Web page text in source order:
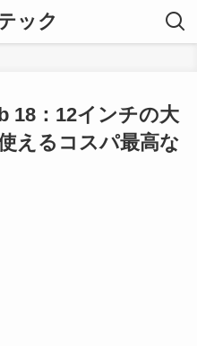
ック
18：12インチの大
えるコスパ最高な